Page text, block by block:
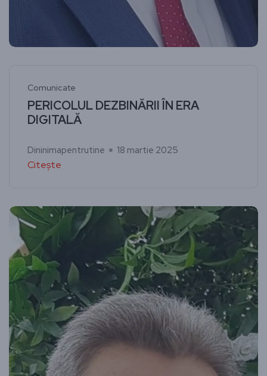
Comunicate
PERICOLUL DEZBINĂRII ÎN ERA
DIGITALĂ
Dininimapentrutine 18 martie 2025
Citește